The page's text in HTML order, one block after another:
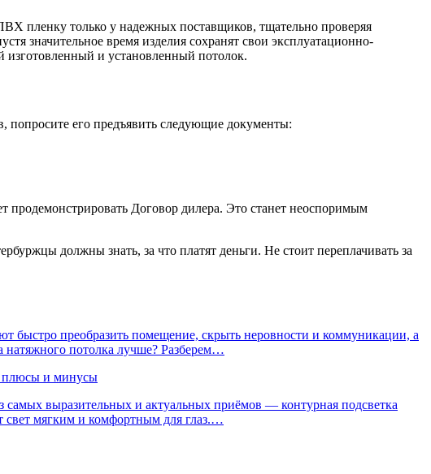
пленку только у надежных поставщиков, тщательно проверяя
значительное время изделия сохранят свои эксплуатационно-
изготовленный и установленный потолок.
попросите его предъявить следующие документы:
продемонстрировать Договор дилера. Это станет неоспоримым
должны знать, за что платят деньги. Не стоит переплачивать за
быстро преобразить помещение, скрыть неровности и коммуникации, а
натяжного потолка лучше? Разберем…
плюсы и минусы
выразительных и актуальных приёмов — контурная подсветка
свет мягким и комфортным для глаз.…